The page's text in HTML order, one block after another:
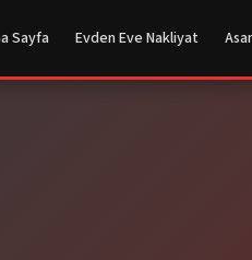
Sayfa Evden Eve Nakliyat